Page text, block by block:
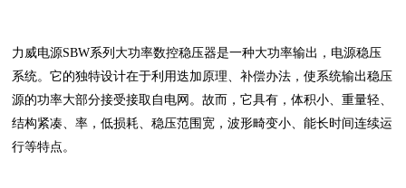
力威电源SBW系列大功率数控稳压器是一种大功率输出，电源稳压
系统。它的独特设计在于利用迭加原理、补偿办法，使系统输出稳压
源的功率大部分接受接取自电网。故而，它具有，体积小、重量轻、
结构紧凑、率，低损耗、稳压范围宽，波形畸变小、能长时间连续运
行等特点。